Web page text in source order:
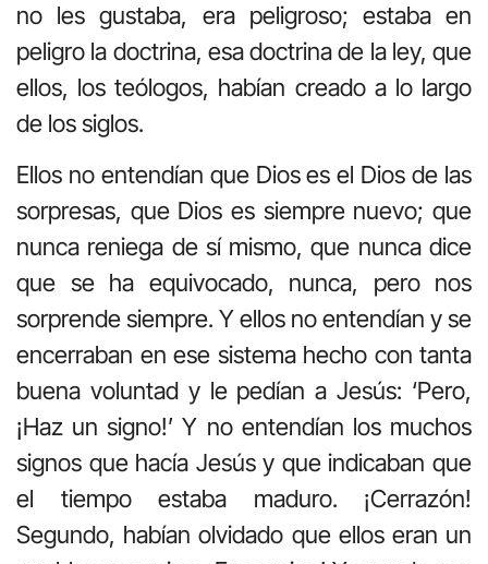
no les gustaba, era peligroso; estaba en
peligro la doctrina, esa doctrina de la ley, que
ellos, los teólogos, habían creado a lo largo
de los siglos.
Ellos no entendían que Dios es el Dios de las
sorpresas, que Dios es siempre nuevo; que
nunca reniega de sí mismo, que nunca dice
que se ha equivocado, nunca, pero nos
sorprende siempre. Y ellos no entendían y se
encerraban en ese sistema hecho con tanta
buena voluntad y le pedían a Jesús: ‘Pero,
¡Haz un signo!’ Y no entendían los muchos
signos que hacía Jesús y que indicaban que
el tiempo estaba maduro. ¡Cerrazón!
Segundo, habían olvidado que ellos eran un